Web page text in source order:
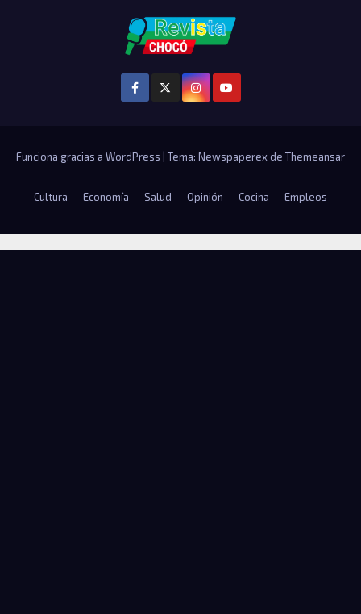
Funciona gracias a WordPress Tema: Newspaperex de Themeansar
Cultura Economía Salud Opinión Cocina Empleos